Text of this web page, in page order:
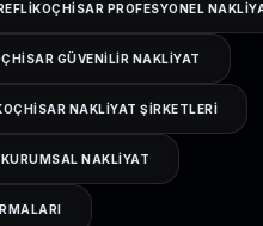
PROFESYONEL
GÜVENILIR NAKLIYAT
NAKLIYAT ŞIRKETLERI
NAKLIYAT